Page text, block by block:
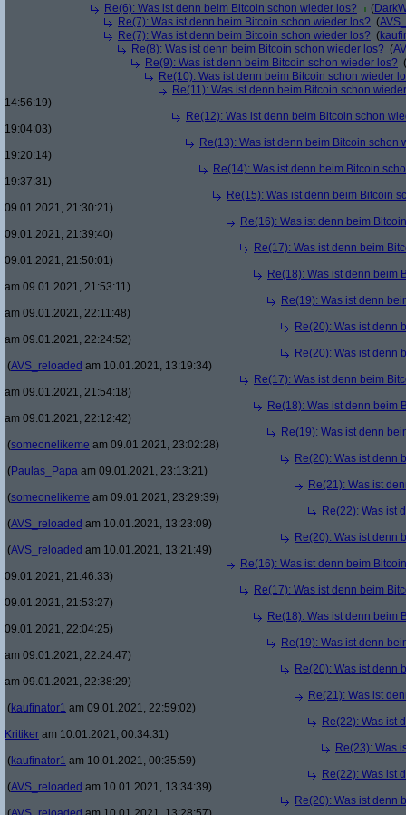
Re(6): Was ist denn beim Bitcoin schon wieder los?
(
Re(7): Was ist denn beim Bitcoin schon wieder los? (
Re(7): Was ist denn beim Bitcoin schon wieder los? (
Re(8): Was ist denn beim Bitcoin schon wieder los? (
Re(9): Was ist denn beim Bitcoin schon wieder los? (
Re(10): Was ist denn beim Bitcoin schon wieder
Re(11): Was ist denn beim Bitcoin schon
14:56:19)
Re(12): Was ist denn beim Bitcoin schon
19:04:03)
Re(13): Was ist denn beim Bitcoin schon
19:20:14)
Re(14): Was ist denn beim Bitcoin
19:37:31)
Re(15): Was ist denn beim Bitcoin
09.01.2021, 21:30:21)
Re(16): Was ist denn beim
09.01.2021, 21:39:40)
Re(17): Was ist denn beim
09.01.2021, 21:50:01)
Re(18): Was ist denn beim
am 09.01.2021, 21:53:11)
Re(19): Was ist denn
am 09.01.2021, 22:11:48)
Re(20): Was ist denn
am 09.01.2021, 22:24:52)
Re(20): Was ist denn
(AVS_reloaded am 10.01.2021, 13:19:34)
Re(17): Was ist denn beim
am 09.01.2021, 21:54:18)
Re(18): Was ist denn beim
am 09.01.2021, 22:12:42)
Re(19): Was ist denn
(someonelikeme am 09.01.2021, 23:02:28)
Re(20): Was ist denn
(Paulas_Papa am 09.01.2021, 23:13:21)
Re(21): Was ist
(someonelikeme am 09.01.2021, 23:29:39)
Re(22): Was ist
(AVS_reloaded am 10.01.2021, 13:23:09)
Re(20): Was ist denn
(AVS_reloaded am 10.01.2021, 13:21:49)
Re(16): Was ist denn beim
09.01.2021, 21:46:33)
Re(17): Was ist denn beim
09.01.2021, 21:53:27)
Re(18): Was ist denn beim
09.01.2021, 22:04:25)
Re(19): Was ist denn
am 09.01.2021, 22:24:47)
Re(20): Was ist denn
am 09.01.2021, 22:38:29)
Re(21): Was ist
(kaufinator1 am 09.01.2021, 22:59:02)
Re(22): Was ist
Kritiker am 10.01.2021, 00:34:31)
Re(23): Was
(kaufinator1 am 10.01.2021, 00:35:59)
Re(22): Was ist
(AVS_reloaded am 10.01.2021, 13:34:39)
Re(20): Was ist denn